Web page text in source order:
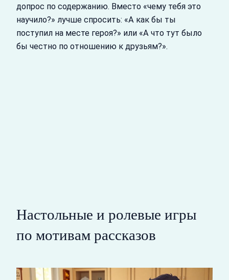
допрос по содержанию. Вместо «чему тебя это
научило?» лучше спросить: «А как бы ты
поступил на месте героя?» или «А что тут было
бы честно по отношению к друзьям?».
Настольные и ролевые игры
по мотивам рассказов